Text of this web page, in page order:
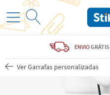
ENVIOGRÁTIS
Ver Garrafas personalizadas